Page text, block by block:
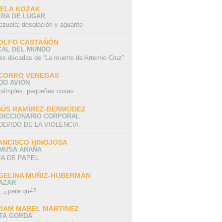
KOZAK
DE LUGAR
desolación y aguante
CASTAÑÓN
DEL MUNDO
décadas de “La muerte de Artemio Cruz”
VENEGAS
AVIÓN
pequeñas cosas
RAMÍREZ-BERMÚDEZ
CORPORAL
DE LA VIOLENCIA
HINOJOSA
ARAÑA
DE PAPEL
MUÑIZ-HUBERMAN
¿para qué?
MABEL MARTINEZ
GORDA